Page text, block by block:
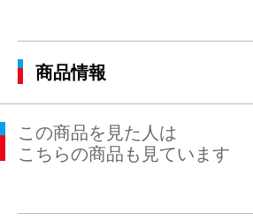
商品情報
この商品を見た人は
こちらの商品も見ています